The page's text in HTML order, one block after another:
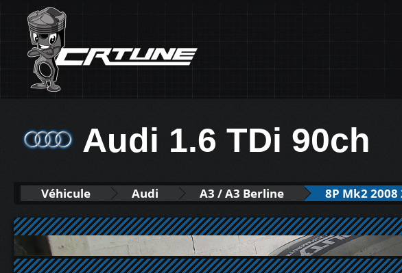
Audi 1.6 TDi 90ch
Véhicule Audi A3 / A3 Berline 8P Mk2 2008